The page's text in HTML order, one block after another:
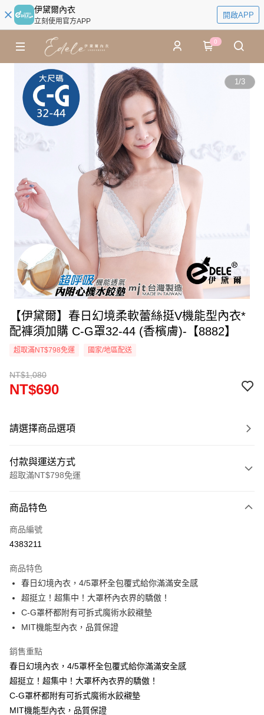
伊黛爾內衣
立刻使用官方APP
開啟APP
0
1/3
【伊黛爾】春日幻境柔軟蕾絲挺V機能型內衣*
配褲須加購 C-G罩32-44 (香檳膚)-【8882】
超取滿NT$798免運 國家/地區配送
NT$1,080
NT$690
請選擇商品選項
付款與運送方式
超取滿NT$798免運
信用卡一次付款
超商取貨付款
Apple Pay
街口支付
悠遊付
ATM付款
貨到付款
運送方式
商品特色
商品編號
4383211
商品特色
春日幻境內衣，4/5罩杯全包覆式給你滿滿安全感
超挺立！超集中！大罩杯內衣界的驕傲！
C-G罩杯都附有可拆式魔術水餃襯墊
MIT機能型內衣，品質保證
銷售重點
春日幻境內衣，4/5罩杯全包覆式給你滿滿安全感
超挺立！超集中！大罩杯內衣界的驕傲！
C-G罩杯都附有可拆式魔術水餃襯墊
MIT機能型內衣，品質保證